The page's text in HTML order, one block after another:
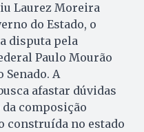
Laurez Moreira
do Estado, o
disputa pela
Paulo Mourão
Senado. A
afastar dúvidas
composição
construída no estado